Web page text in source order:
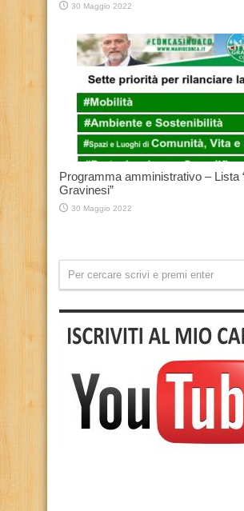
30 Maggio 2022
Programma amministrativo – Lista
Gravinesi”
30 Maggio 2022